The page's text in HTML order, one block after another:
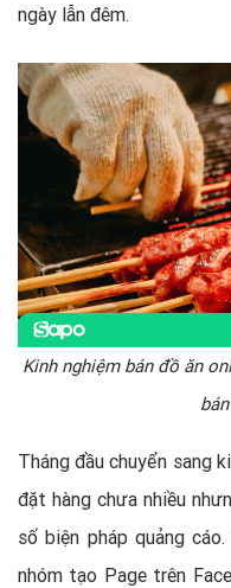
ngày lẫn đêm.
Kinh nghiệm bán đồ ăn
Tháng đầu chuyển sang
đặt hàng chưa nhiều
số biện pháp quảng
nhóm tạo Page trên